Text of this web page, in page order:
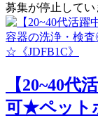
募集が停止してい
【20~40代
可★ペット